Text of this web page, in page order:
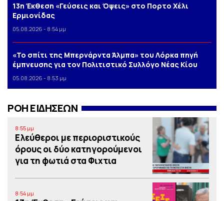
13η Έκθεση «Γεύσεις και Όψεις» στο Πορτο Xέλι
Ερμιονίδας
05.08.2026 - 8:54 μμ
«Το σπίτι της Μπερνάρντα Άλμπα» του Λόρκα πηγή
έμπνευσης για τον Πολιτιστικό Συλλόγο Νέας Κίου
05.08.2026 - 8:53 μμ
ΡΟΗ ΕΙΔΗΣΕΩΝ
8:55 μμ
Ελεύθεροι με περιοριστικούς
όρους οι δύο κατηγορούμενοι
για τη φωτιά στα Φιχτια
8:54 μμ